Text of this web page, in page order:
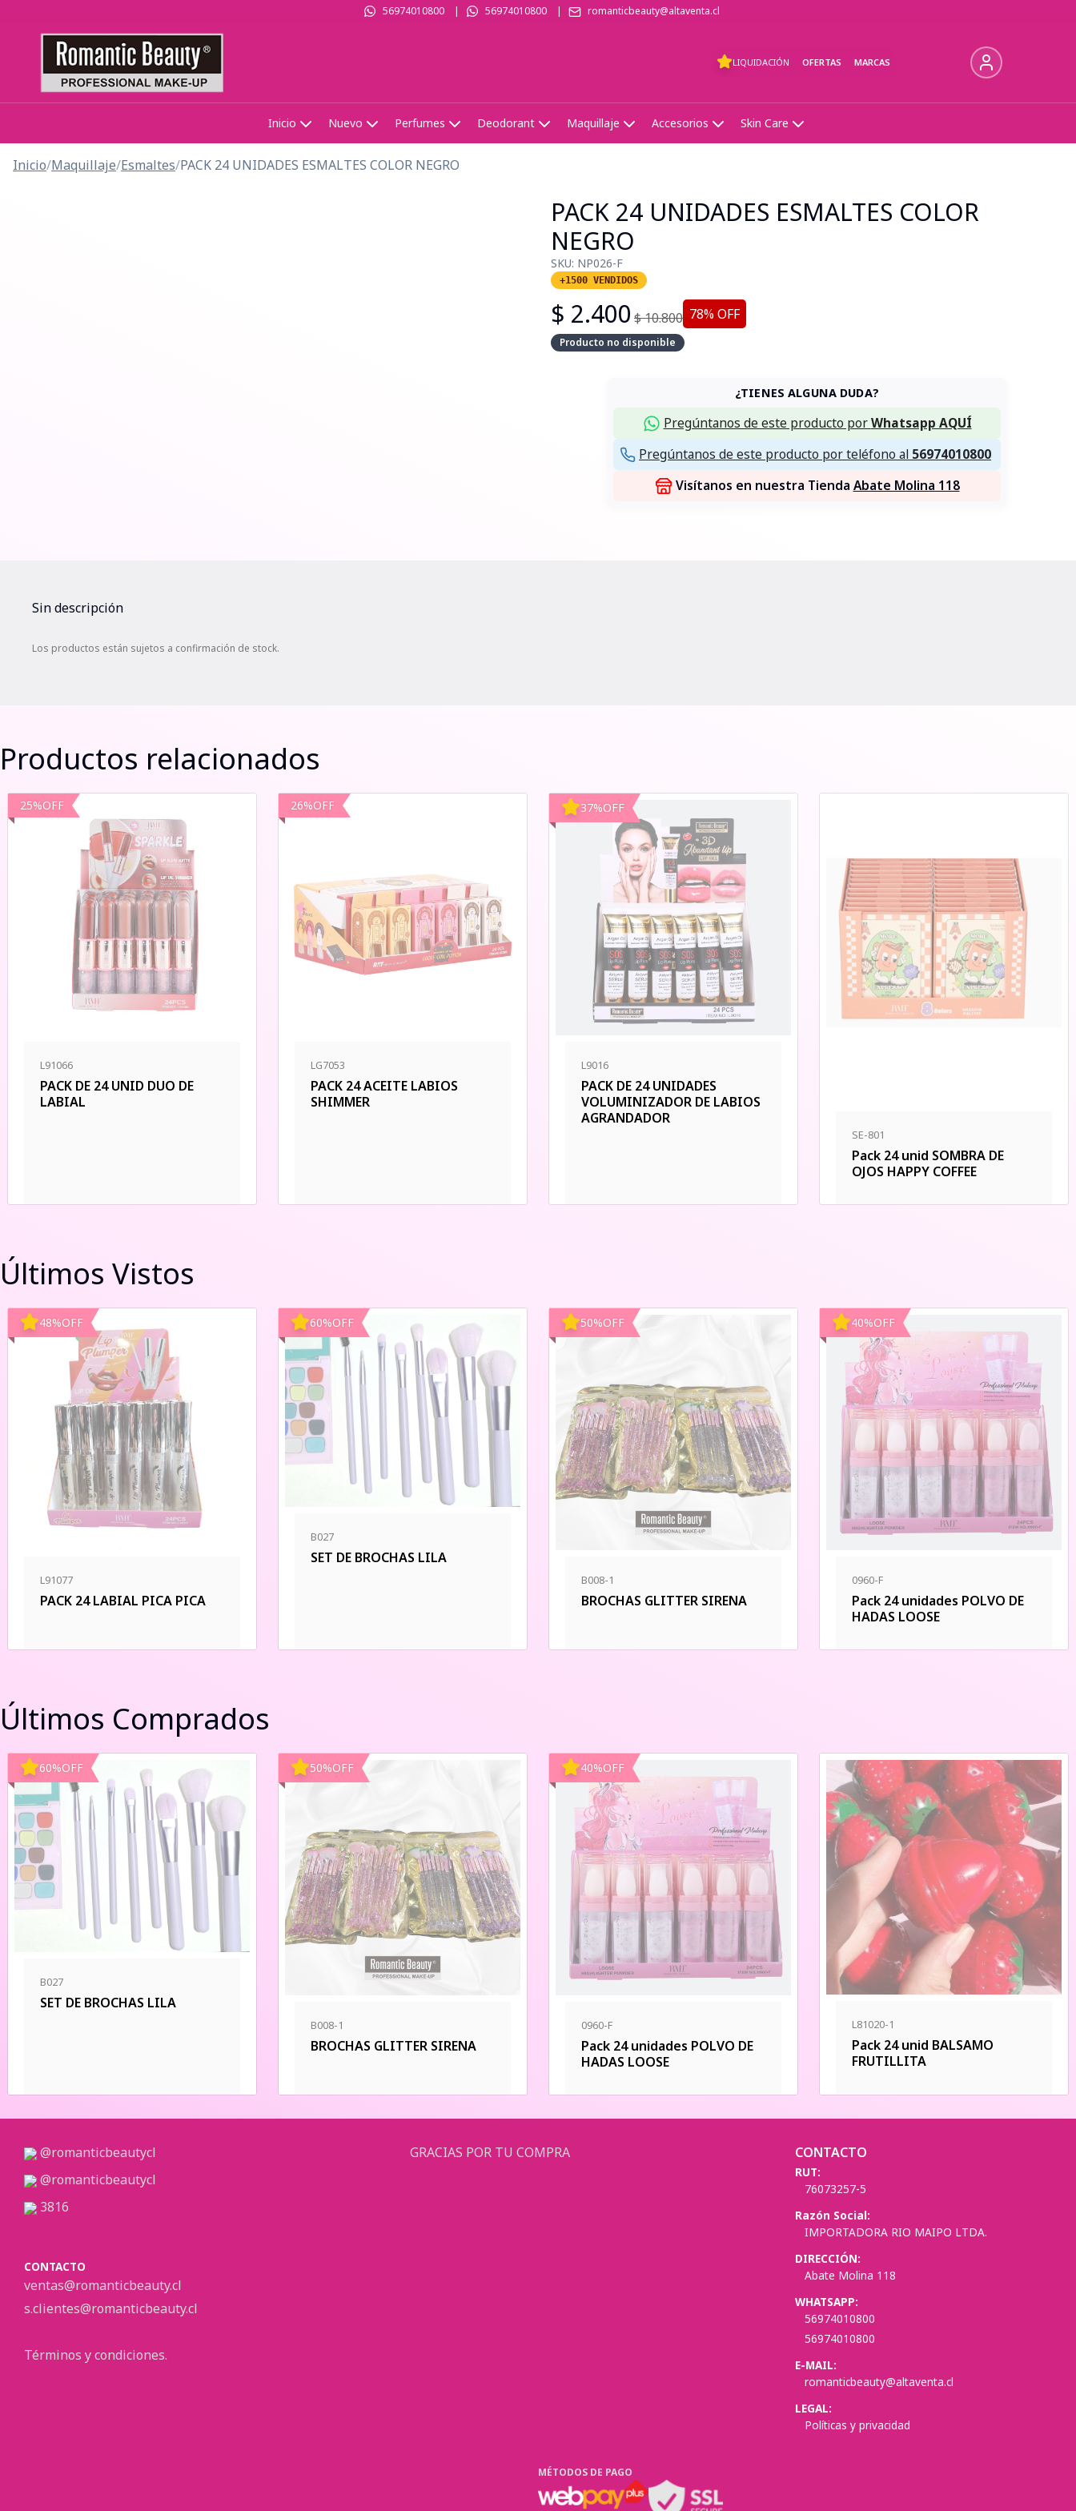
56974010800| 56974010800| romanticbeauty@altaventa.cl
LIQUIDACIÓN OFERTAS MARCAS
Inicio Nuevo Perfumes Deodorant Maquillaje Accesorios Skin Care
Inicio/Maquillaje/Esmaltes/PACK 24 UNIDADES ESMALTES COLOR NEGRO
PACK 24 UNIDADES ESMALTES COLOR
NEGRO
SKU: NP026-F
+1500 VENDIDOS
$ 2.400 $10.800 78% OFF
Producto no disponible
¿TIENES ALGUNA DUDA?
Pregúntanos de este producto porWhatsapp AQUÍ
Pregúntanos de este producto por teléfono al 56974010800
Visítanos en nuestra Tienda Abate Molina 118
Sin descripción
Los productos están sujetos a confirmación de stock.
Productos relacionados
25%OFF
L91066
PACK DE 24 UNID DUO DE
LABIAL
26%OFF
LG7053
PACK 24 ACEITE LABIOS
SHIMMER
37%OFF
L9016
PACK DE 24 UNIDADES
VOLUMINIZADOR DE LABIOS
AGRANDADOR
SE-801
Pack 24 unid SOMBRA DE
OJOS HAPPY COFFEE
Últimos Vistos
48%OFF
L91077
PACK 24 LABIAL PICA PICA
60%OFF
B027
SET DE BROCHAS LILA
50%OFF
B008-1
BROCHAS GLITTER SIRENA
40%OFF
0960-F
Pack 24 unidades POLVO DE
HADAS LOOSE
Últimos Comprados
60%OFF
B027
SET DE BROCHAS LILA
50%OFF
B008-1
BROCHAS GLITTER SIRENA
40%OFF
0960-F
Pack 24 unidades POLVO DE
HADAS LOOSE
L81020-1
Pack 24 unid BALSAMO
FRUTILLITA
@romanticbeautycl
@romanticbeautycl
3816
CONTACTO
ventas@romanticbeauty.cl
s.clientes@romanticbeauty.cl
Términos y condiciones.
GRACIAS POR TU COMPRA CONTACTO
RUT:
76073257-5
Razón Social:
IMPORTADORA RIO MAIPO LTDA.
DIRECCIÓN:
Abate Molina 118
WHATSAPP:
56974010800
56974010800
E-MAIL:
romanticbeauty@altaventa.cl
LEGAL:
Políticas y privacidad
MÉTODOS DE PAGO